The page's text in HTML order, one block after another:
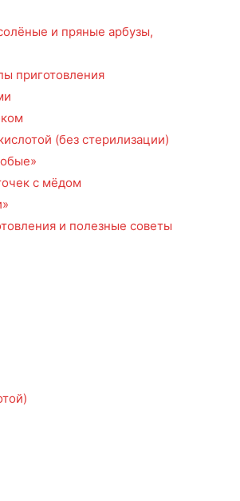
и пряные арбузы,
приготовления
(без стерилизации)
с мёдом
и полезные советы